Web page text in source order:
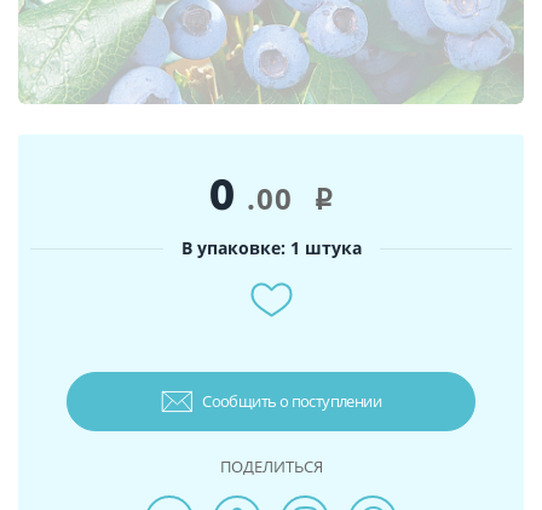
0 .00 i
В упаковке: 1 штука
Сообщить о поступлении
ПОДЕЛИТЬСЯ